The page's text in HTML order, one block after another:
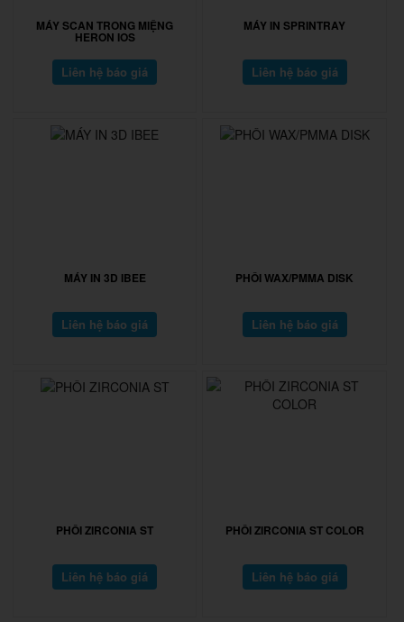
MÁY SCAN TRONG MIỆNG
HERON IOS
Liên hệ báo giá
MÁY IN SPRINTRAY
Liên hệ báo giá
MÁY IN 3D IBEE
Liên hệ báo giá
PHÔI WAX/PMMA DISK
Liên hệ báo giá
PHÔI ZIRCONIA ST
Liên hệ báo giá
PHÔI ZIRCONIA ST COLOR
Liên hệ báo giá